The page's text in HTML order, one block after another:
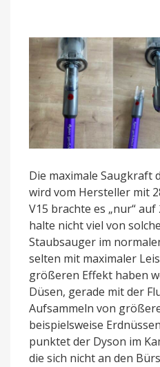
Die maximale Saugkraft
wird vom Hersteller mit
V15 brachte es „nur“
halte nicht viel von
Staubsauger im
selten mit maximaler
größeren Effekt haben
Düsen, gerade mit der
Aufsammeln von
beispielsweise
punktet der Dyson im
die sich nicht an den